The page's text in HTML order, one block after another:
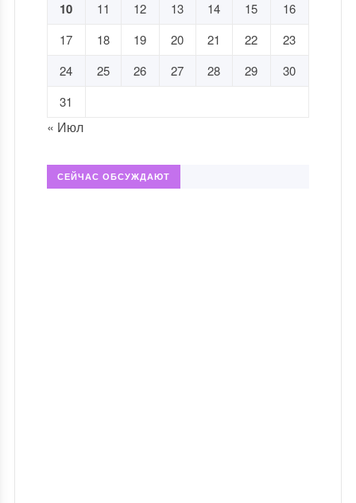
10 11 12 13 14 15
16
17
18 19 20 21 22
23
24
25 26 27 28 29
30
31
« Июл
СЕЙЧАС ОБСУЖДАЮТ